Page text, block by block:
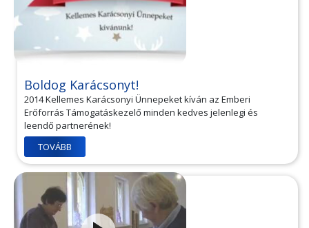
Boldog Karácsonyt!
2014 Kellemes Karácsonyi Ünnepeket kíván az Emberi
Erőforrás Támogatáskezelő minden kedves jelenlegi és
leendő partnerének!
TOVÁBB